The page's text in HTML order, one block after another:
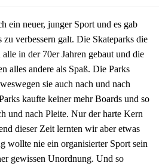
ein neuer, junger Sport und es gab
verbessern galt. Die Skateparks die
in der 70er Jahren gebaut und die
alles andere als Spaß. Die Parks
sie auch nach und nach
kaufte keiner mehr Boards und so
und nach Pleite. Nur der harte Kern
dieser Zeit lernten wir aber etwas
wollte nie ein organisierter Sport sein
gewissen Unordnung. Und so